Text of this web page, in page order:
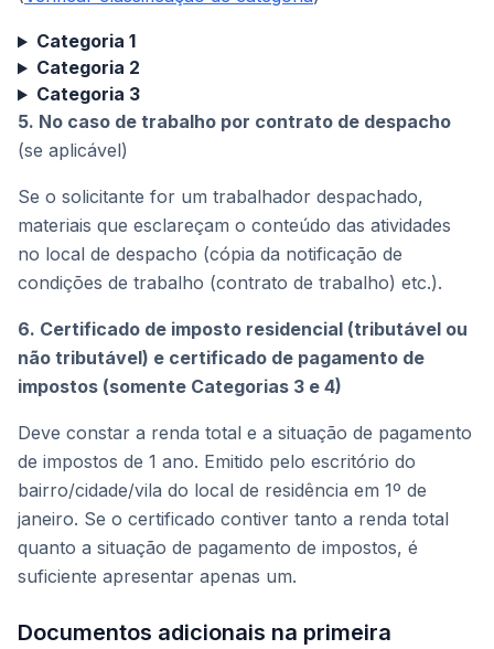
Categoria 1
Categoria 2
Categoria 3
5. No caso de trabalho por contrato de despacho
(se aplicável)
Se o solicitante for um trabalhador despachado,
materiais que esclareçam o conteúdo das atividades
no local de despacho (cópia da notificação de
condições de trabalho (contrato de trabalho) etc.).
6. Certificado de imposto residencial (tributável ou
não tributável) e certificado de pagamento de
impostos (somente Categorias 3 e 4)
Deve constar a renda total e a situação de pagamento
de impostos de 1 ano. Emitido pelo escritório do
bairro/cidade/vila do local de residência em 1º de
janeiro. Se o certificado contiver tanto a renda total
quanto a situação de pagamento de impostos, é
suficiente apresentar apenas um.
Documentos adicionais na primeira